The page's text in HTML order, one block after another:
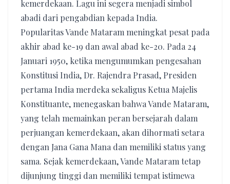
kemerdekaan. Lagu ini segera menjadi simbol
abadi dari pengabdian kepada India.
Popularitas Vande Mataram meningkat pesat pada
akhir abad ke-19 dan awal abad ke-20. Pada 24
Januari 1950, ketika mengumumkan pengesahan
Konstitusi India, Dr. Rajendra Prasad, Presiden
pertama India merdeka sekaligus Ketua Majelis
Konstituante, menegaskan bahwa Vande Mataram,
yang telah memainkan peran bersejarah dalam
perjuangan kemerdekaan, akan dihormati setara
dengan Jana Gana Mana dan memiliki status yang
sama. Sejak kemerdekaan, Vande Mataram tetap
dijunjung tinggi dan memiliki tempat istimewa